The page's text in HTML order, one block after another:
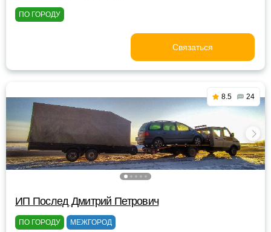
ПО ГОРОДУ
Связаться
8.5 24
ИП Послед Дмитрий Петрович
ПО ГОРОДУ МЕЖГОРОД